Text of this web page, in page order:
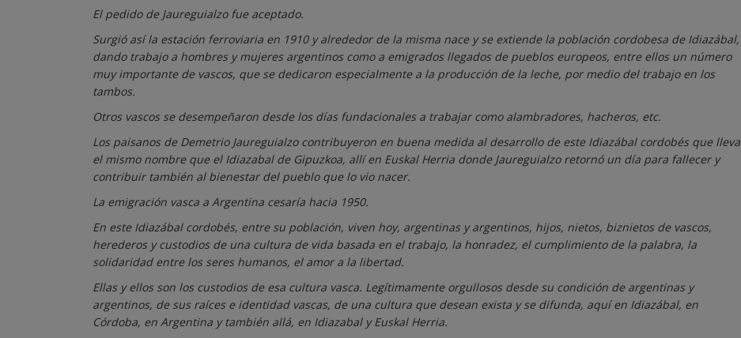
El pedido de Jaureguialzo fue aceptado.
Surgió así la estación ferroviaria en 1910 y alrededor de la misma nace y se extiende la población cordobesa de Idiazábal,
dando trabajo a hombres y mujeres argentinos como a emigrados llegados de pueblos europeos, entre ellos un número
muy importante de vascos, que se dedicaron especialmente a la producción de la leche, por medio del trabajo en los
tambos.
Otros vascos se desempeñaron desde los días fundacionales a trabajar como alambradores, hacheros, etc.
Los paisanos de Demetrio Jaureguialzo contribuyeron en buena medida al desarrollo de este Idiazábal cordobés que lleva
el mismo nombre que el Idiazabal de Gipuzkoa, allí en Euskal Herria donde Jaureguialzo retornó un día para fallecer y
contribuir también al bienestar del pueblo que lo vio nacer.
La emigración vasca a Argentina cesaría hacia 1950.
En este Idiazábal cordobés, entre su población, viven hoy, argentinas y argentinos, hijos, nietos, biznietos de vascos,
herederos y custodios de una cultura de vida basada en el trabajo, la honradez, el cumplimiento de la palabra, la
solidaridad entre los seres humanos, el amor a la libertad.
Ellas y ellos son los custodios de esa cultura vasca. Legítimamente orgullosos desde su condición de argentinas y
argentinos, de sus raíces e identidad vascas, de una cultura que desean exista y se difunda, aquí en Idiazábal, en
Córdoba, en Argentina y también allá, en Idiazabal y Euskal Herria.